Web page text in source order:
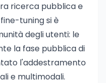
ricerca pubblica e
tuning si è
degli utenti: le
la fase pubblica di
l'addestramento
e multimodali.